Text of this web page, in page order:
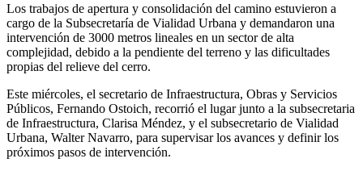
Los trabajos de apertura y consolidación del camino estuvieron a
cargo de la Subsecretaría de Vialidad Urbana y demandaron una
intervención de 3000 metros lineales en un sector de alta
complejidad, debido a la pendiente del terreno y las dificultades
propias del relieve del cerro.
Este miércoles, el secretario de Infraestructura, Obras y Servicios
Públicos, Fernando Ostoich, recorrió el lugar junto a la subsecretaria
de Infraestructura, Clarisa Méndez, y el subsecretario de Vialidad
Urbana, Walter Navarro, para supervisar los avances y definir los
próximos pasos de intervención.